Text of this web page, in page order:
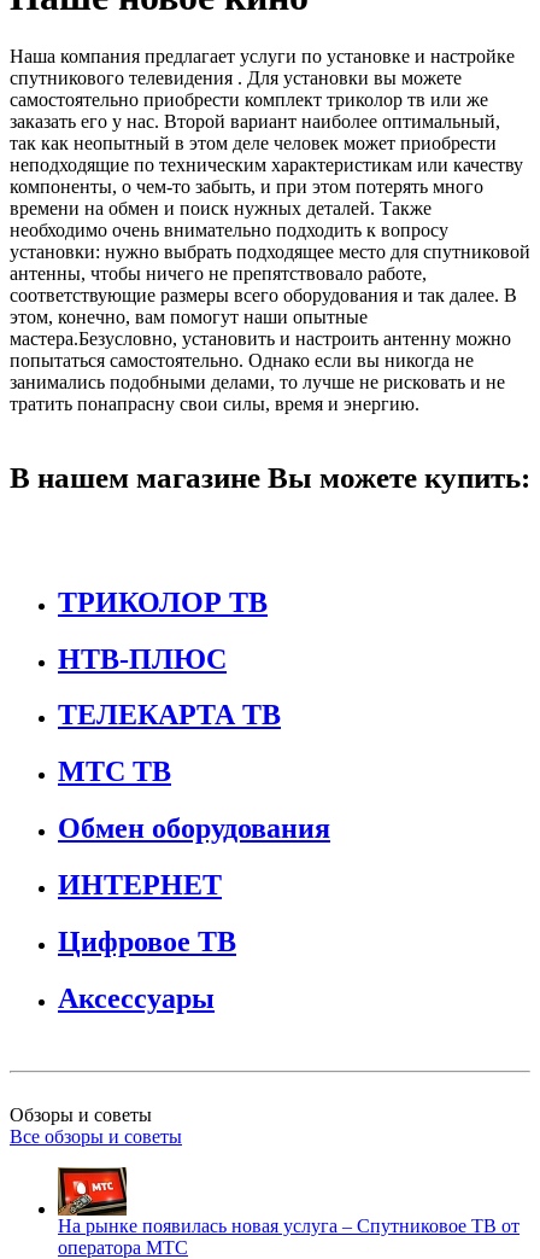
Наша компания предлагает услуги по установке и настройке
спутникового телевидения . Для установки вы можете
самостоятельно приобрести комплект триколор тв или же
заказать его у нас. Второй вариант наиболее оптимальный,
так как неопытный в этом деле человек может приобрести
неподходящие по техническим характеристикам или качеству
компоненты, о чем-то забыть, и при этом потерять много
времени на обмен и поиск нужных деталей. Также
необходимо очень внимательно подходить к вопросу
установки: нужно выбрать подходящее место для спутниковой
антенны, чтобы ничего не препятствовало работе,
соответствующие размеры всего оборудования и так далее. В
этом, конечно, вам помогут наши опытные
мастера.Безусловно, установить и настроить антенну можно
попытаться самостоятельно. Однако если вы никогда не
занимались подобными делами, то лучше не рисковать и не
тратить понапрасну свои силы, время и энергию.
В нашем магазине Вы можете купить:
ТРИКОЛОР ТВ
НТВ-ПЛЮС
ТЕЛЕКАРТА ТВ
МТС ТВ
Обмен оборудования
ИНТЕРНЕТ
Цифровое ТВ
Аксессуары
Обзоры и советы
Все обзоры и советы
На рынке появилась новая услуга – Спутниковое ТВ от
оператора МТС